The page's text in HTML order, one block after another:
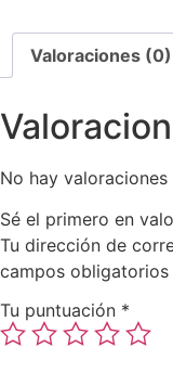
Valoraciones (0)
No hay valoraciones
Sé el primero en
Tu dirección de
campos
Tu puntuación *